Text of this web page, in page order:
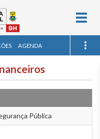
AGENDA
Pública